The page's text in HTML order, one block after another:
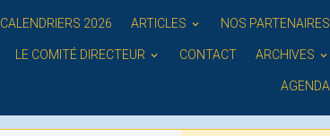
CALENDRIERS 2026 ARTICLES NOS PARTENAIRES
LE COMITÉ DIRECTEUR CONTACT ARCHIVES
AGENDA